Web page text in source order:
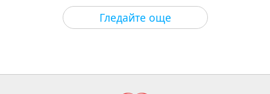
Гледайте още
Важните Новини 2026-08-04
19:31
2 of 2